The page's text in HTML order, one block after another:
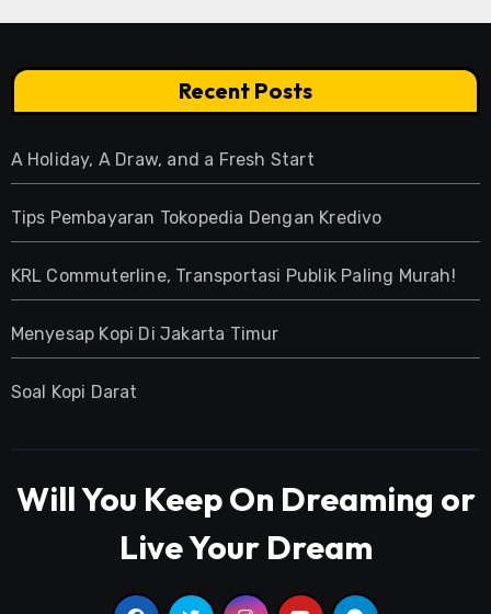
Recent Posts
A Holiday, A Draw, and a Fresh Start
Tips Pembayaran Tokopedia Dengan Kredivo
KRL Commuterline, Transportasi Publik Paling Murah!
Menyesap Kopi Di Jakarta Timur
Soal Kopi Darat
Will You Keep On Dreaming or
Live Your Dream